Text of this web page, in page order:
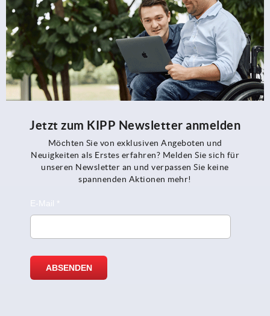
Jetzt zum KIPP Newsletter anmelden
Möchten Sie von exklusiven Angeboten und
Neuigkeiten als Erstes erfahren? Melden Sie sich für
unseren Newsletter an und verpassen Sie keine
spannenden Aktionen mehr!